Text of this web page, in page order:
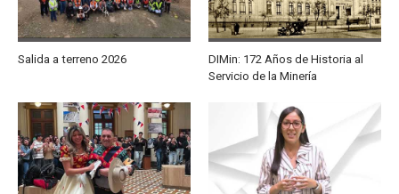
Salida a terreno 2026
DIMin: 172 Años de Historia al
Servicio de la Minería